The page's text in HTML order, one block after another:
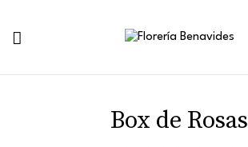
Box de Rosas